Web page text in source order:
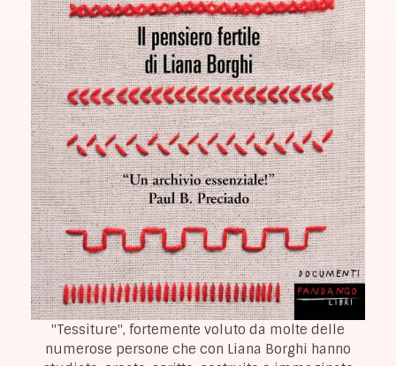
"Tessiture", fortemente voluto da molte delle
numerose persone che con Liana Borghi hanno